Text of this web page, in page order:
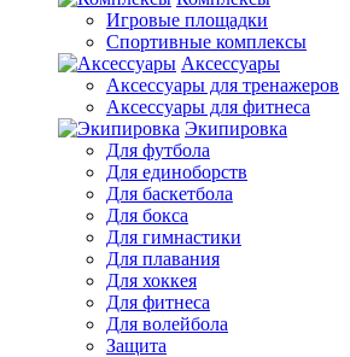
Игровые площадки
Спортивные комплексы
Аксессуары
Аксессуары для тренажеров
Аксессуары для фитнеса
Экипировка
Для футбола
Для единоборств
Для баскетбола
Для бокса
Для гимнастики
Для плавания
Для хоккея
Для фитнеса
Для волейбола
Защита